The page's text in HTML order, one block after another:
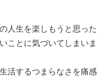
人生を楽しもうと思った
ことに気づいてしまいま
活するつまらなさを痛感